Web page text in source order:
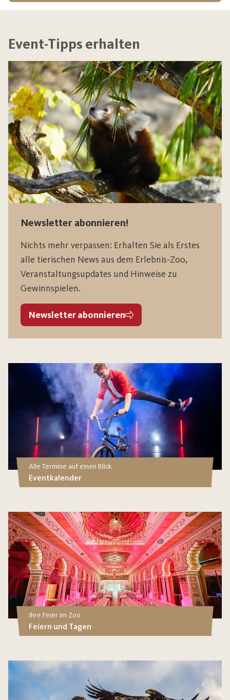
Event-Tipps erhalten
Newsletter abonnieren!
Nichts mehr verpassen: Erhalten Sie als Erstes
alle tierischen News aus dem Erlebnis-Zoo,
Veranstaltungsupdates und Hinweise zu
Gewinnspielen.
Newsletter abonnieren
Alle Termine auf einen Blick
Eventkalender
Ihre Feier im Zoo
Feiern und Tagen